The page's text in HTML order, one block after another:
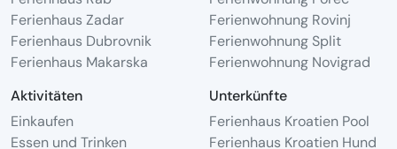
Ferienhaus Zadar
Ferienhaus Dubrovnik
Ferienhaus Makarska
Ferienwohnung Rovinj
Ferienwohnung Split
Ferienwohnung Novigrad
Aktivitäten
Einkaufen
Essen und Trinken
Unterkünfte
Ferienhaus Kroatien Pool
Ferienhaus Kroatien Hund